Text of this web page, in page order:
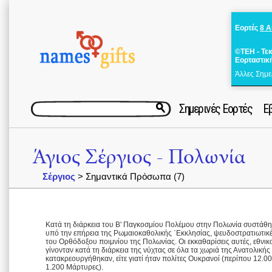
Εορτές 8
©ΤΕΗ -
Άλλες
Σημερινές Εορτές
Άγιος Σέργιος - Πολωνία
Σέργιος > Σημαντικά Πρόσωπα (7)
Κατά τη διάρκεια του Β' Παγκοσμίου Πολέμου στην Πολωνία
υπό την επήρεια της Ρωμαιοκαθολικής ᾿Εκκλησίας,
του Ορθόδοξου ποιμνίου της Πολωνίας. Οι εκκαθαρίσεις αυτές,
γίνονταν κατά τη διάρκεια της νύχτας σε όλα τα χωριά της
κατακρεουργήθηκαν, είτε γιατί ήταν πολίτες Ουκρανοί (περίπου
1.200 Μάρτυρες).